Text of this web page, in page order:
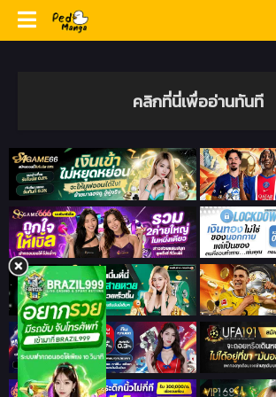
คลิกที่นี่เพื่ออ่านทันที